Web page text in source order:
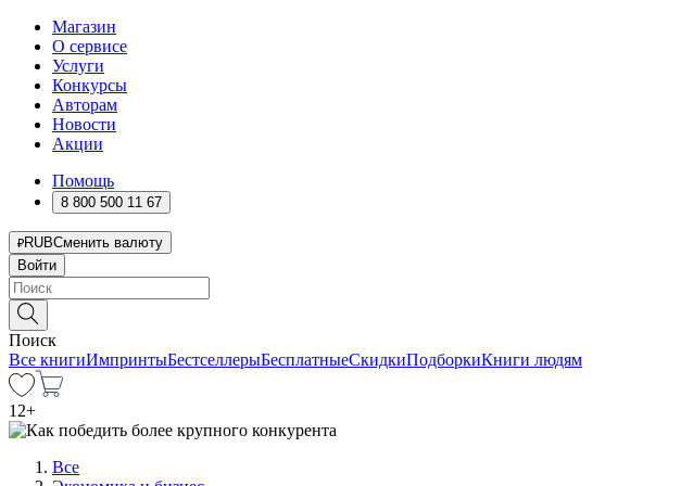
Магазин
О сервисе
Услуги
Конкурсы
Авторам
Новости
Акции
Помощь
8 800 500 11 67
RUBСменить валюту
Войти
Поиск
Все книгиИмпринтыБестселлерыБесплатныеСкидкиПодборкиКниги людям
12+
Все